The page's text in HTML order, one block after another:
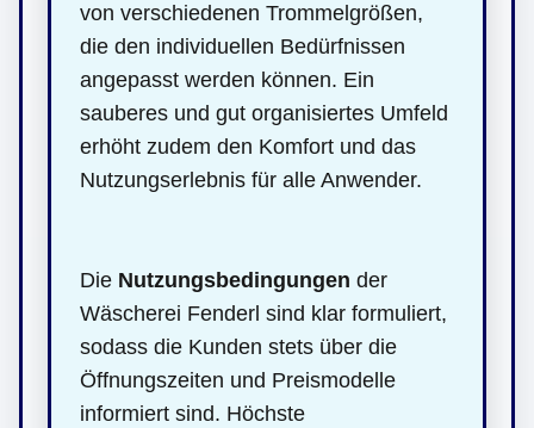
von verschiedenen Trommelgrößen,
die den individuellen Bedürfnissen
angepasst werden können. Ein
sauberes und gut organisiertes Umfeld
erhöht zudem den Komfort und das
Nutzungserlebnis für alle Anwender.
Die Nutzungsbedingungen der
Wäscherei Fenderl sind klar formuliert,
sodass die Kunden stets über die
Öffnungszeiten und Preismodelle
informiert sind. Höchste